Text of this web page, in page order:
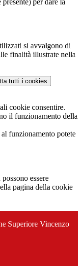
per dare la
si avvalgono di
finalità illustrate nella
tutti i cookies
cookie consentire.
il funzionamento della
funzionamento potete
essere
pagina della cookie
Superiore Vincenzo